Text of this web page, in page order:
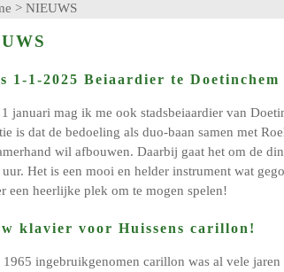
> NIEUWS
1-1-2025 Beiaardier te Doetinchem
januari mag ik me ook stadsbeiaardier van
is dat de bedoeling als duo-baan samen met
wil afbouwen. Daarbij gaat het om de
Het is een mooi en helder instrument wat
een heerlijke plek om te mogen spelen!
klavier voor Huissens carillon!
ingebruikgenomen carillon was al vele jaren